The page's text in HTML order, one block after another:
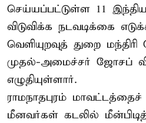
செய்யப்பட்டுள்ள 11
விடுவிக்க நடவடிக்கை
வெளியுறவுத் துறை
முதல்-அமைச்சர் ஜோசப்
எழுதியுள்ளார்.
ராமநாதபுரம்
மீனவர்கள் கடலில்